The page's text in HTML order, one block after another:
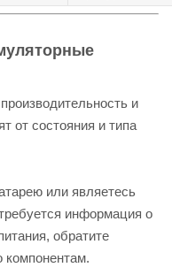
и
от состояния и типа
или являетесь
информация о
обратите
компонентам.